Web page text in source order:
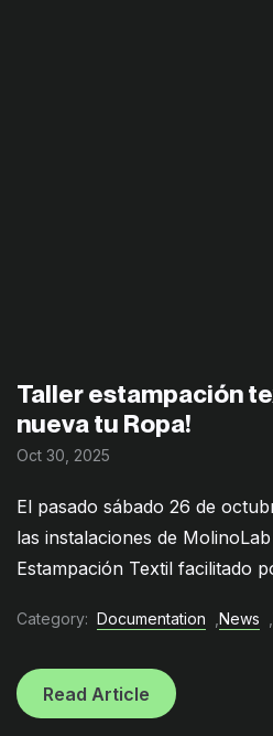
Taller estampación
nueva tu Ropa!
Oct 30, 2025
El pasado sábado 26 de
las instalaciones de
Estampación Textil facilitado
Category: Documentation News
Read Article